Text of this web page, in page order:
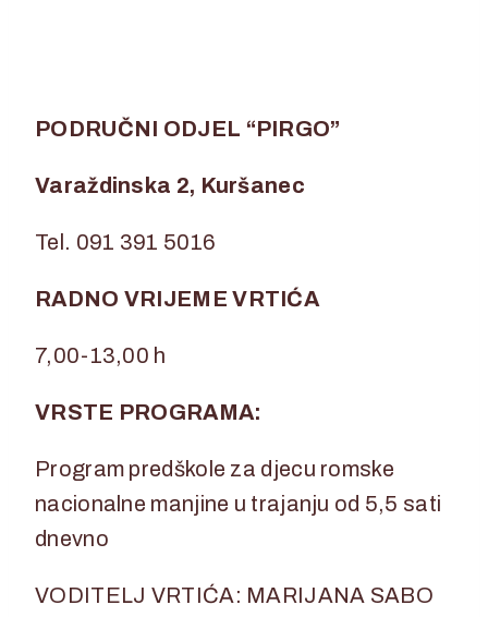
PODRUČNI ODJEL “PIRGO”
Varaždinska 2, Kuršanec
Tel. 091 391 5016
RADNO VRIJEME VRTIĆA
7,00-13,00 h
VRSTE PROGRAMA:
Program predškole za djecu romske
nacionalne manjine u trajanju od 5,5 sati
dnevno
VODITELJ VRTIĆA: MARIJANA SABO